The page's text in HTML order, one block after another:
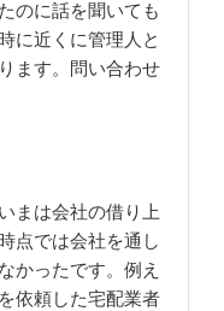
のに話を聞いても
に近くに管理人と
ます。問い合わせ
まは会社の借り上
点では会社を通し
かったです。例え
依頼した宅配業者